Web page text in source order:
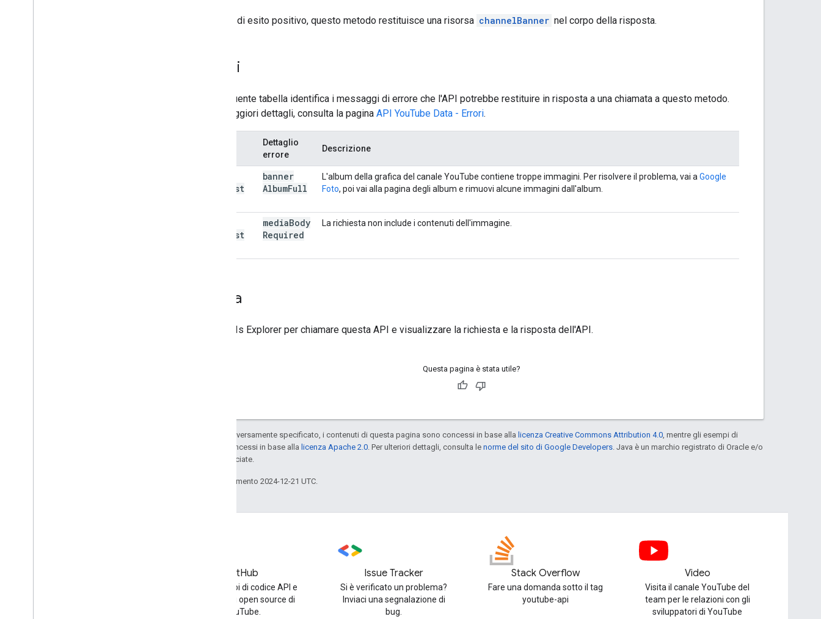
In caso di esito positivo, questo metodo restituisce una risorsa channelBanner nel corpo della risposta.
Errori
La seguente tabella identifica i messaggi di errore che l'API potrebbe restituire in risposta a una chiamata a questo metodo.
Per maggiori dettagli, consulta la pagina API YouTube Data - Errori.
Dettaglio
errore
Descrizione
Request
banner
AlbumFull
L'album della grafica del canale YouTube contiene troppe immagini. Per risolvere il problema, vai a Google
Foto, poi vai alla pagina degli album e rimuovi alcune immagini dall'album.
Request
mediaBody
Required
La richiesta non include i contenuti dell'immagine.
Prova
APIs Explorer per chiamare questa API e visualizzare la richiesta e la risposta dell'API.
Questa pagina è stata utile?
Salvo quando diversamente specificato, i contenuti di questa pagina sono concessi in base alla licenza Creative Commons Attribution 4.0 , mentre gli esempi di
codice sono concessi in base alla licenza Apache 2.0 . Per ulteriori dettagli, consulta le norme del sito di Google Developers . Java è un marchio registrato di Oracle e/o
delle sue consociate.
Ultimo aggiornamento 2024-12-21 UTC.
GitHub
Trova esempi di codice API e
altri progetti open source di
YouTube.
Issue Tracker
Si è verificato un problema?
Inviaci una segnalazione di
bug.
Stack Overflow
Fare una domanda sotto il tag
youtube-api
Video
Visita il canale YouTube del
team per le relazioni con gli
sviluppatori di YouTube